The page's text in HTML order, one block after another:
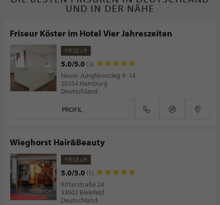
UND IN DER NÄHE
Friseur Köster im Hotel Vier Jahreszeiten
FRISEUR
5.0/5.0 (3)
Neuer Jungfernstieg 9 -14
20354 Hamburg
Deutschland
PROFIL
Wieghorst Hair&Beauty
FRISEUR
5.0/5.0 (1)
Ritterstraße 24
33602 Bielefeld
Deutschland